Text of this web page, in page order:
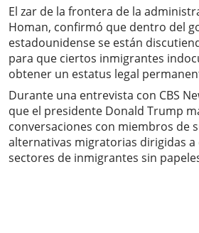
El zar de la frontera de la
Homan, confirmó que dentro del
estadounidense se están
para que ciertos inmigrantes
obtener un estatus legal
Durante una entrevista con CBS
que el presidente Donald Trump
conversaciones con miembros de
alternativas migratorias dirigidas
sectores de inmigrantes sin